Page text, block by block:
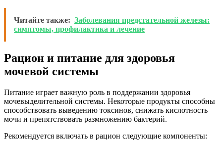
Читайте также: Заболевания предстательной железы:
симптомы, профилактика и лечение
Рацион и питание для здоровья
мочевой системы
Питание играет важную роль в поддержании здоровья
мочевыделительной системы. Некоторые продукты способны
способствовать выведению токсинов, снижать кислотность
мочи и препятствовать размножению бактерий.
Рекомендуется включать в рацион следующие компоненты: